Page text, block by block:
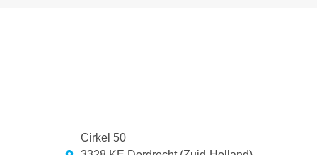
Cirkel 50